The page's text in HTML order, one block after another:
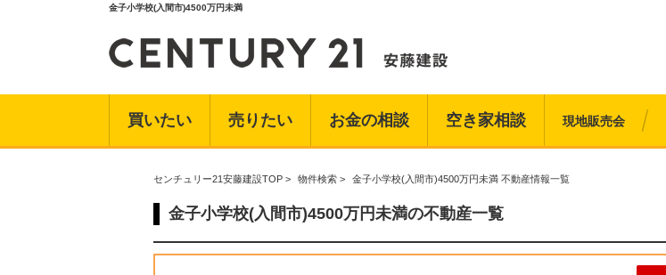
金子小学校(入間市)4500万円未満
買いたい 売りたい お金の相談 空き家相談 現地販売会
センチュリー21安藤建設TOP > 物件検索 > 金子小学校(入間市)4500万円未満 不動産情報一覧
金子小学校(入間市)4500万円未満の不動産一覧